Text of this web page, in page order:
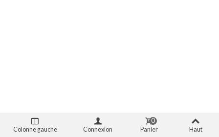
Colonne gauche Connexion Panier
0
Haut